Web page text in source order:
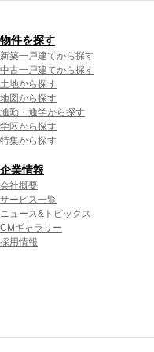
物件を探す
新築一戸建てから探す
中古一戸建てから探す
土地から探す
地図から探す
通勤・通学から探す
学区から探す
特集から探す
企業情報
会社概要
サービス一覧
ニュース&トピックス
CMギャラリー
採用情報